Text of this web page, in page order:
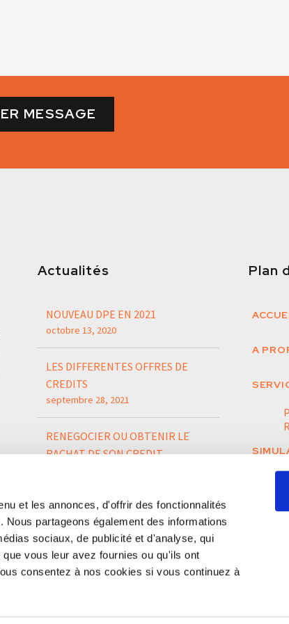
et les annonces, d'offrir des fonctionnalités
partageons également des informations
sociaux, de publicité et d'analyse, qui
vous leur avez fournies ou qu'ils ont
consentez à nos cookies si vous continuez à
Actualités
NOUVEAU DPE EN 2021
octobre 13, 2020
LES DIFFERENTES OFFRES DE
CREDITS
septembre 28, 2021
RENEGOCIER OU OBTENIR LE
RACHAT DE SON CREDIT
Plan
A